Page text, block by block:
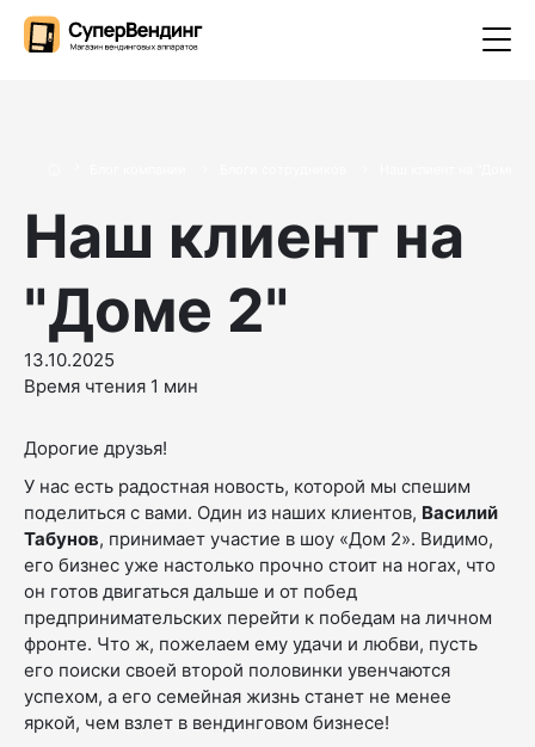
Наш клиент на
"Доме 2"
13.10.2025
Время чтения 1 мин
Дорогие друзья!
У нас есть радостная новость, которой мы спешим
поделиться с вами. Один из наших клиентов, Василий
Табунов, принимает участие в шоу «Дом 2». Видимо,
его бизнес уже настолько прочно стоит на ногах, что
он готов двигаться дальше и от побед
предпринимательских перейти к победам на личном
фронте. Что ж, пожелаем ему удачи и любви, пусть
его поиски своей второй половинки увенчаются
успехом, а его семейная жизнь станет не менее
яркой, чем взлет в вендинговом бизнесе!